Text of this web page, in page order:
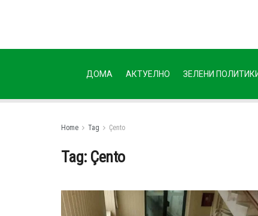
ДОМА АКТУЕЛНО ЗЕЛЕНИ
Home Tag Çento
Tag: Çento